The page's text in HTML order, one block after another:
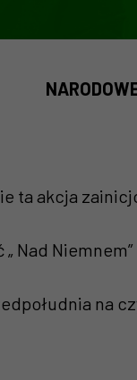
ta akcja
„ Nad
na